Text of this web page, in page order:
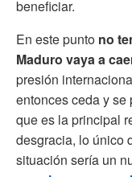
beneficiar.
En este punto no
Maduro vaya a
presión
entonces ceda y
que es la principal
desgracia, lo único
situación sería un